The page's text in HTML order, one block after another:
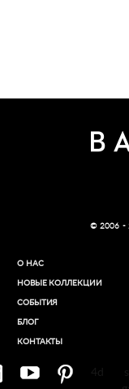
© 2006 -
О НАС
НОВЫЕ КОЛЛЕКЦИИ
СОБЫТИЯ
БЛОГ
КОНТАКТЫ